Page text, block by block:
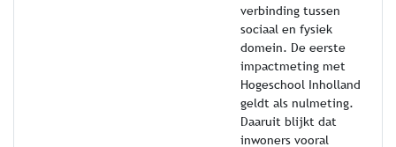
verbinding tussen
sociaal en fysiek
domein. De eerste
impactmeting met
Hogeschool Inholland
geldt als nulmeting.
Daaruit blijkt dat
inwoners vooral